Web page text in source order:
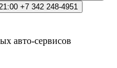
+7 342 248-4951
авто-сервисов